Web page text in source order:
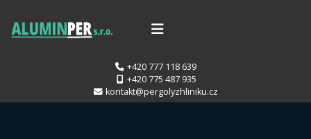
+420 777 118 639
+420 775 487 935
kontakt@pergolyzhliniku.cz